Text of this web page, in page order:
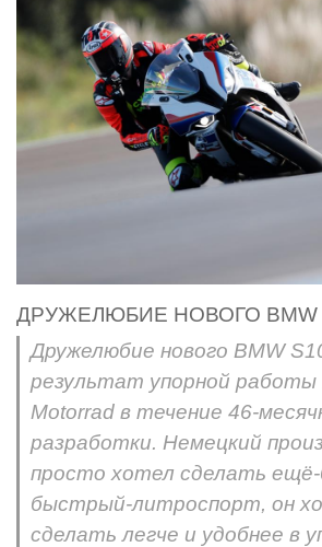
ДРУЖЕЛЮБИЕ НОВОГО BMW
Дружелюбие нового BMW
результат упорной работы
Motorrad в течение 46-
разработки. Немецкий
просто хотел сделать
быстрый-литроспорт, он
сделать легче и удобнее в